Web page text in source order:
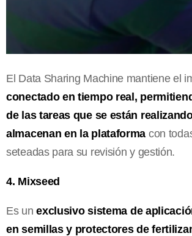
El Data Sharing Machine mantiene el
conectado en tiempo real,
de las tareas que se están
almacenan en la plataforma con
seteadas para su revisión y gestión.
4. Mixseed
Es unexclusivo sistema de
en semillas y protectores de